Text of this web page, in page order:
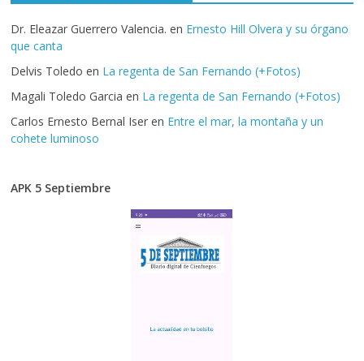
Dr. Eleazar Guerrero Valencia. en Ernesto Hill Olvera y su órgano
que canta
Delvis Toledo en La regenta de San Fernando (+Fotos)
Magali Toledo Garcia en La regenta de San Fernando (+Fotos)
Carlos Ernesto Bernal Iser en Entre el mar, la montaña y un
cohete luminoso
APK 5 Septiembre